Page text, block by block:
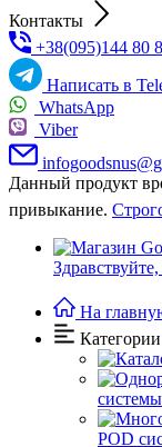
Контакты
+38(095)144 80
Написать в
WhatsApp
Viber
Данный продукт
привыкание.
Здравствуйте,
На
Категории
системы
POD